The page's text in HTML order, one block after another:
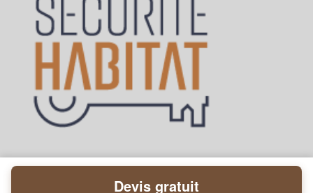
Devis gratuit